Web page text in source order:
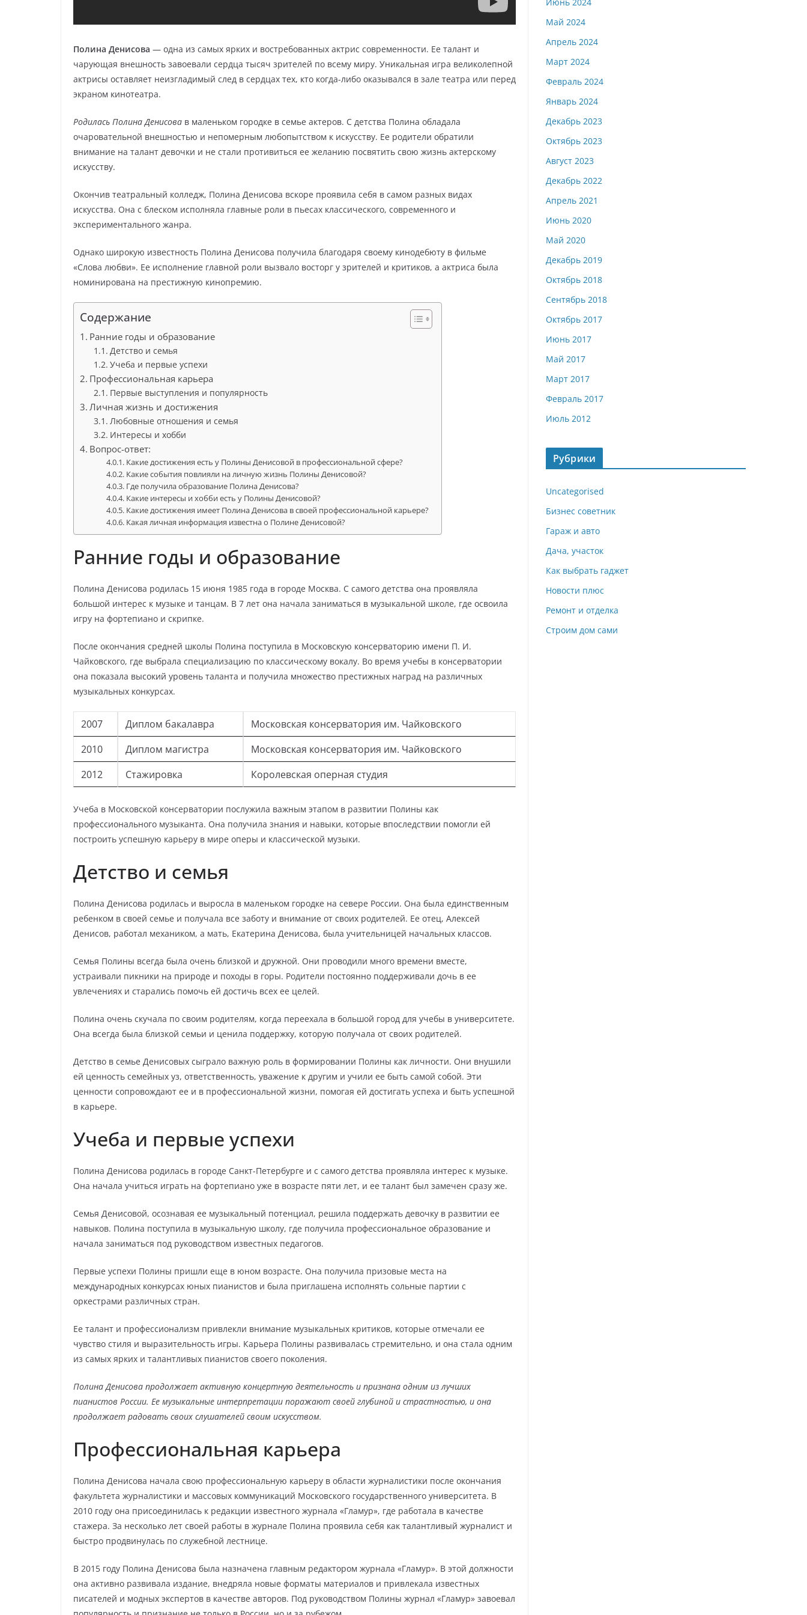
Полина Денисова — одна из самых ярких и востребованных актрис современности. Ее талант и
чарующая внешность завоевали сердца тысяч зрителей по всему миру. Уникальная игра великолепной
актрисы оставляет неизгладимый след в сердцах тех, кто когда-либо оказывался в зале театра или перед
экраном кинотеатра.
Родилась Полина Денисова в маленьком городке в семье актеров. С детства Полина обладала
очаровательной внешностью и непомерным любопытством к искусству. Ее родители обратили
внимание на талант девочки и не стали противиться ее желанию посвятить свою жизнь актерскому
искусству.
Окончив театральный колледж, Полина Денисова вскоре проявила себя в самом разных видах
искусства. Она с блеском исполняла главные роли в пьесах классического, современного и
экспериментального жанра.
Однако широкую известность Полина Денисова получила благодаря своему кинодебюту в фильме
«Слова любви». Ее исполнение главной роли вызвало восторг у зрителей и критиков, а актриса была
номинирована на престижную кинопремию.
Содержание
Ранние годы и образование
Детство и семья
Учеба и первые успехи
Профессиональная карьера
Первые выступления и популярность
Личная жизнь и достижения
Любовные отношения и семья
Интересы и хобби
Вопрос-ответ:
Какие достижения есть у Полины Денисовой в профессиональной сфере?
Какие события повлияли на личную жизнь Полины Денисовой?
Где получила образование Полина Денисова?
Какие интересы и хобби есть у Полины Денисовой?
Какие достижения имеет Полина Денисова в своей профессиональной карьере?
Какая личная информация известна о Полине Денисовой?
Ранние годы и образование
Полина Денисова родилась 15 июня 1985 года в городе Москва. С самого детства она проявляла
большой интерес к музыке и танцам. В 7 лет она начала заниматься в музыкальной школе, где освоила
игру на фортепиано и скрипке.
После окончания средней школы Полина поступила в Московскую консерваторию имени П. И.
Чайковского, где выбрала специализацию по классическому вокалу. Во время учебы в консерватории
она показала высокий уровень таланта и получила множество престижных наград на различных
музыкальных конкурсах.
2007 Диплом бакалавра
Московская консерватория им. Чайковского
2010
Диплом магистра
Московская консерватория им. Чайковского
2012
Стажировка Королевская оперная студия
Учеба в Московской консерватории послужила важным этапом в развитии Полины как
профессионального музыканта. Она получила знания и навыки, которые впоследствии помогли ей
построить успешную карьеру в мире оперы и классической музыки.
Детство и семья
Полина Денисова родилась и выросла в маленьком городке на севере России. Она была единственным
ребенком в своей семье и получала все заботу и внимание от своих родителей. Ее отец, Алексей
Денисов, работал механиком, а мать, Екатерина Денисова, была учительницей начальных классов.
Семья Полины всегда была очень близкой и дружной. Они проводили много времени вместе,
устраивали пикники на природе и походы в горы. Родители постоянно поддерживали дочь в ее
увлечениях и старались помочь ей достичь всех ее целей.
Полина очень скучала по своим родителям, когда переехала в большой город для учебы в университете.
Она всегда была близкой семьи и ценила поддержку, которую получала от своих родителей.
Детство в семье Денисовых сыграло важную роль в формировании Полины как личности. Они внушили
ей ценность семейных уз, ответственность, уважение к другим и учили ее быть самой собой. Эти
ценности сопровождают ее и в профессиональной жизни, помогая ей достигать успеха и быть успешной
в карьере.
Учеба и первые успехи
Полина Денисова родилась в городе Санкт-Петербурге и с самого детства проявляла интерес к музыке.
Она начала учиться играть на фортепиано уже в возрасте пяти лет, и ее талант был замечен сразу же.
Семья Денисовой, осознавая ее музыкальный потенциал, решила поддержать девочку в развитии ее
навыков. Полина поступила в музыкальную школу, где получила профессиональное образование и
начала заниматься под руководством известных педагогов.
Первые успехи Полины пришли еще в юном возрасте. Она получила призовые места на
международных конкурсах юных пианистов и была приглашена исполнять сольные партии с
оркестрами различных стран.
Ее талант и профессионализм привлекли внимание музыкальных критиков, которые отмечали ее
чувство стиля и выразительность игры. Карьера Полины развивалась стремительно, и она стала одним
из самых ярких и талантливых пианистов своего поколения.
Полина Денисова продолжает активную концертную деятельность и признана одним из лучших
пианистов России. Ее музыкальные интерпретации поражают своей глубиной и страстностью, и она
продолжает радовать своих слушателей своим искусством.
Профессиональная карьера
Полина Денисова начала свою профессиональную карьеру в области журналистики после окончания
факультета журналистики и массовых коммуникаций Московского государственного университета. В
2010 году она присоединилась к редакции известного журнала «Гламур», где работала в качестве
стажера. За несколько лет своей работы в журнале Полина проявила себя как талантливый журналист и
быстро продвинулась по служебной лестнице.
В 2015 году Полина Денисова была назначена главным редактором журнала «Гламур». В этой должности
она активно развивала издание, внедряла новые форматы материалов и привлекала известных
писателей и модных экспертов в качестве авторов. Под руководством Полины журнал «Гламур» завоевал
Май 2024
Апрель 2024
Март 2024
Февраль 2024
Январь 2024
Декабрь 2023
Октябрь 2023
Август 2023
Декабрь 2022
Апрель 2021
Июнь 2020
Май 2020
Декабрь 2019
Октябрь 2018
Сентябрь 2018
Октябрь 2017
Июнь 2017
Май 2017
Март 2017
Февраль 2017
Июль 2012
Рубрики
Uncategorised
Бизнес советник
Гараж и авто
Дача, участок
Как выбрать гаджет
Новости плюс
Ремонт и отделка
Строим дом сами